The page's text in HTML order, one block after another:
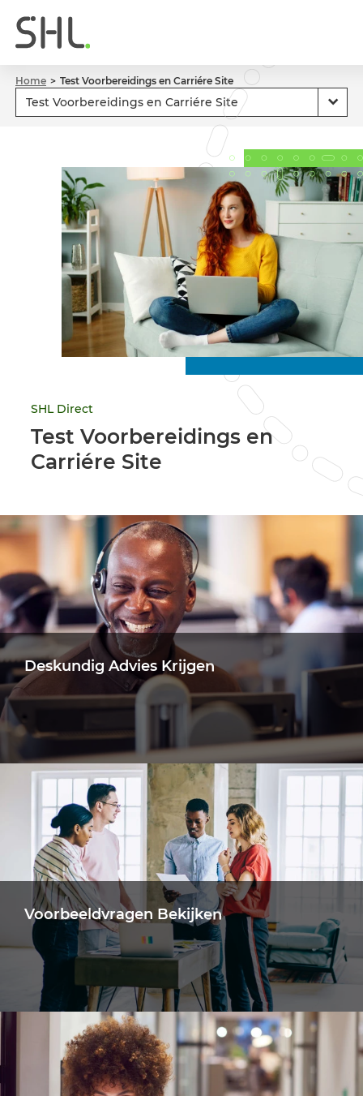
Home Test Voorbereidings en Carriére Site
SHL Direct
Test Voorbereidings en
Carriére Site
Deskundig Advies Krijgen
Krijg deskundig advies over assessment
technieken en het navigeren door het assessment
proces.
Krijg Advies [EN]
Voorbeeldvragen Bekijken
Kom meer te weten over de vragen die je zou
kunnen krijgen. Bekijk voorbeeld vragen en
antwoorden.
Vragen Bekijken